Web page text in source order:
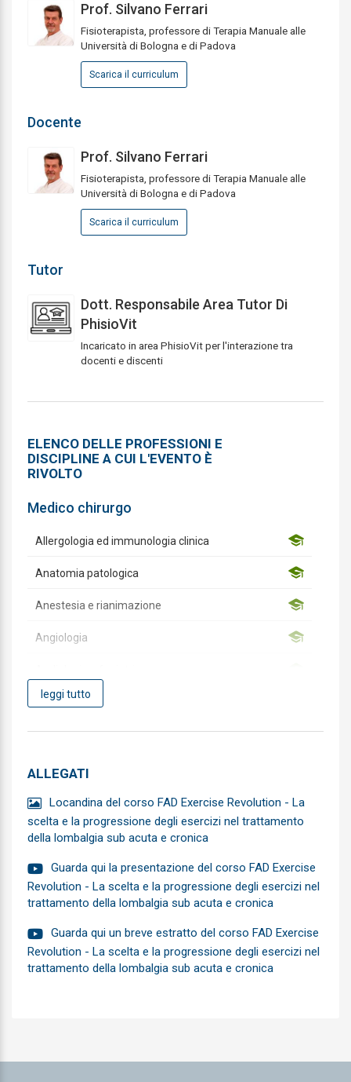
Prof. Silvano Ferrari
Fisioterapista, professore di Terapia Manuale alle
Università di Bologna e di Padova
Scarica il curriculum
Docente
Prof. Silvano Ferrari
Fisioterapista, professore di Terapia Manuale alle
Università di Bologna e di Padova
Scarica il curriculum
Tutor
Dott. Responsabile Area Tutor Di
PhisioVit
Incaricato in area PhisioVit per l'interazione tra
docenti e discenti
ELENCO DELLE PROFESSIONI E
DISCIPLINE A CUI L'EVENTO È
RIVOLTO
Medico chirurgo
Allergologia ed immunologia clinica
Anatomia patologica
Anestesia e rianimazione
Angiologia
Biochimica clinica
Cardiochirurgia
Cardiologia
Chirurgia Generale
Chirurgia Maxillo-facciale
Chirurgia pediatrica
Chirurgia plastica e ricostruttiva
Chirurgia toracica
Chirurgia vascolare
leggi tutto
ALLEGATI
Locandina del corso FAD Exercise Revolution - La
scelta e la progressione degli esercizi nel trattamento
della lombalgia sub acuta e cronica
Guarda qui la presentazione del corso FAD Exercise
Revolution - La scelta e la progressione degli esercizi nel
trattamento della lombalgia sub acuta e cronica
Guarda qui un breve estratto del corso FAD Exercise
Revolution - La scelta e la progressione degli esercizi nel
trattamento della lombalgia sub acuta e cronica